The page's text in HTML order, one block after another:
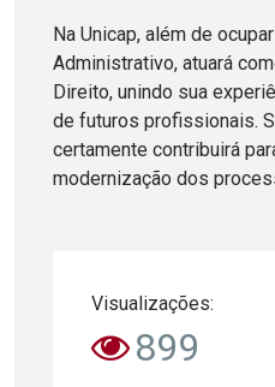
Na Unicap, além de
Administrativo, atuará
Direito, unindo sua
de futuros profissionais.
certamente contribuirá
modernização dos
Visualizações:
899